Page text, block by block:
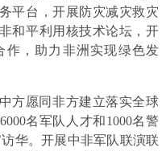
平台，开展防灾减灾救灾
和平利用核技术论坛，开
作，助力非洲实现绿色发
愿同非方建立落实全球
名军队人才和1000名警
华。开展中非军队联演联